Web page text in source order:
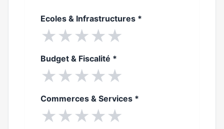
Ecoles & Infrastructures *
★★★★★
Budget & Fiscalité *
★★★★★
Commerces & Services *
★★★★★